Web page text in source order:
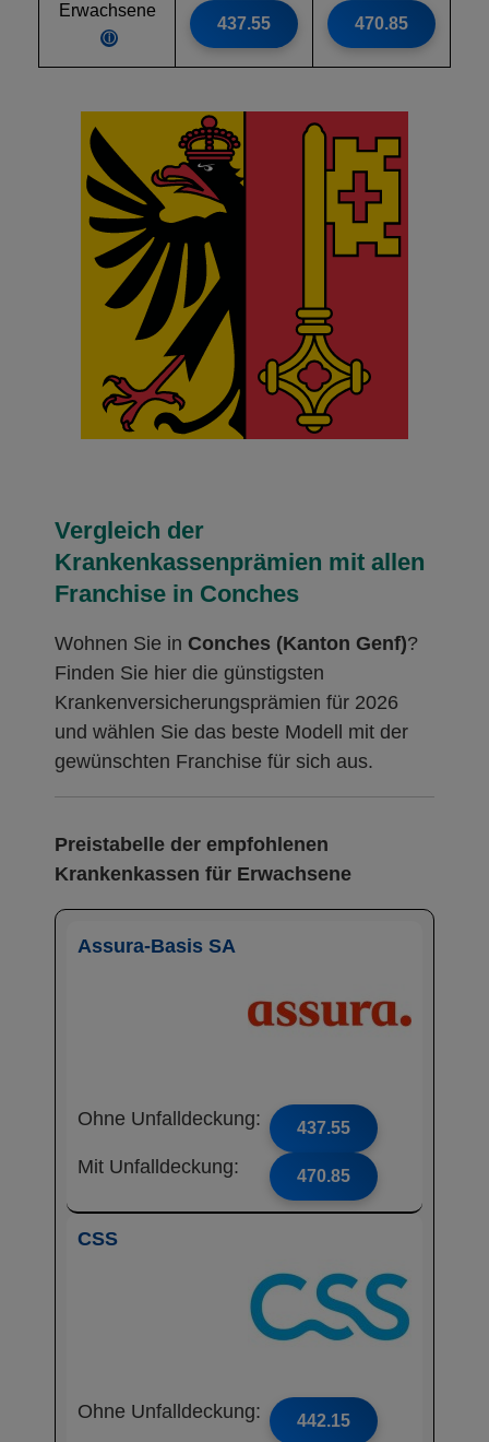
Erwachsene
ⓘ
437.55 470.85
Vergleich der
Krankenkassenprämien mit allen
Franchise in Conches
Wohnen Sie in Conches (Kanton Genf)?
Finden Sie hier die günstigsten
Krankenversicherungsprämien für 2026
und wählen Sie das beste Modell mit der
gewünschten Franchise für sich aus.
Preistabelle der empfohlenen
Krankenkassen für Erwachsene
Assura-Basis SA
Ohne Unfalldeckung: 437.55
Mit Unfalldeckung: 470.85
CSS
Ohne Unfalldeckung: 442.15